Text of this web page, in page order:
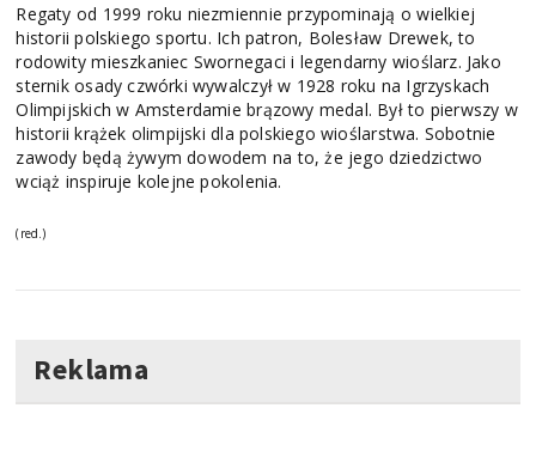
Regaty od 1999 roku niezmiennie przypominają o wielkiej
historii polskiego sportu. Ich patron, Bolesław Drewek, to
rodowity mieszkaniec Swornegaci i legendarny wioślarz. Jako
sternik osady czwórki wywalczył w 1928 roku na Igrzyskach
Olimpijskich w Amsterdamie brązowy medal. Był to pierwszy w
historii krążek olimpijski dla polskiego wioślarstwa. Sobotnie
zawody będą żywym dowodem na to, że jego dziedzictwo
wciąż inspiruje kolejne pokolenia.
(red.)
Reklama